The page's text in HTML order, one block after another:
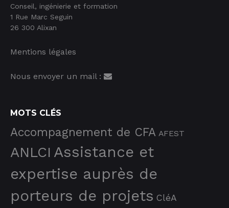
Conseil, ingénierie et formation
1 Rue Marc Seguin
26 300 Alixan
Mentions légales
Nous envoyer un mail :
MOTS CLÉS
Accompagnement de CFA AFEST
ANLCI Assistance et
expertise auprès de
porteurs de projets CléA